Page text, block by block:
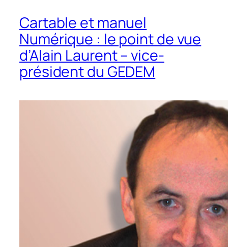
Cartable et manuel
Numérique : le point de vue
d’Alain Laurent – vice-
président du GEDEM